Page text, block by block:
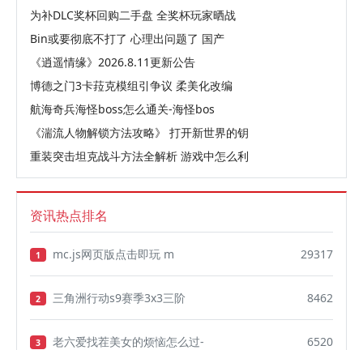
为补DLC奖杯回购二手盘 全奖杯玩家晒战
Bin或要彻底不打了 心理出问题了 国产
《逍遥情缘》2026.8.11更新公告
博德之门3卡菈克模组引争议 柔美化改编
航海奇兵海怪boss怎么通关-海怪bos
《湍流人物解锁方法攻略》 打开新世界的钥
重装突击坦克战斗方法全解析 游戏中怎么利
资讯热点排名
1 mc.js网页版点击即玩 m 29317
2 三角洲行动s9赛季3x3三阶 8462
3 老六爱找茬美女的烦恼怎么过- 6520